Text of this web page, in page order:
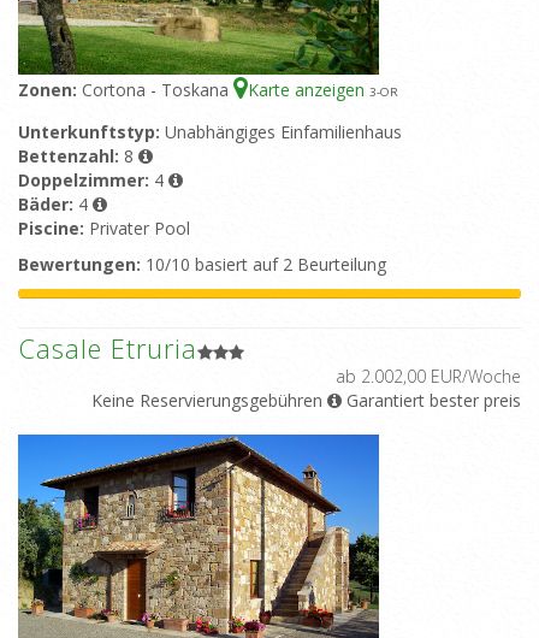
Zonen: Cortona - Toskana Karte anzeigen 3-OR
Unterkunftstyp: Unabhängiges Einfamilienhaus
Bettenzahl: 8
Doppelzimmer: 4
Bäder: 4
Piscine: Privater Pool
Bewertungen: 10/10 basiert auf 2 Beurteilung
Casale Etruria
ab 2.002,00 EUR/Woche
Keine Reservierungsgebühren
Garantiert bester preis